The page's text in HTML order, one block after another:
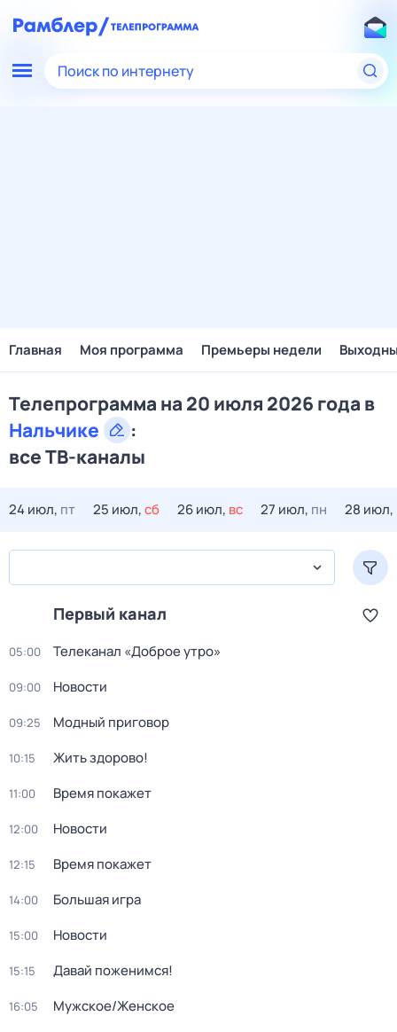
Поиск по интернету
Главная Моя программа Премьеры недели
Телепрограмма на 20 июля 2026 года в
Нальчике
:
все ТВ-каналы
24 июл, пт 25 июл,сб 26 июл, вс 27 июл, пн 28 июл,
Первый канал
05:00 Телеканал «Доброе утро»
09:00 Новости
09:25 Модный приговор
10:15 Жить здорово!
11:00 Время покажет
12:00 Новости
12:15 Время покажет
14:00 Большая игра
15:00 Новости
15:15 Давай поженимся!
16:05 Мужское/Женское